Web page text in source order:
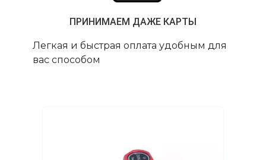
ПРИНИМАЕМ ДАЖЕ КАРТЫ
Легкая и быстрая оплата удобным для
вас способом